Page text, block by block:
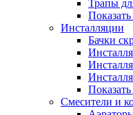
Трапы
Показать
Инсталляции
Бачки
Показать
Смесители и